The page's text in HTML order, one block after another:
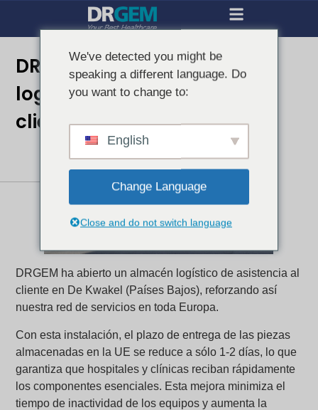
DRGEM crea un almacén
logístico de asistencia al
cliente en los Países Bajos
DRGEM ha abierto un almacén logístico de asistencia al
cliente en De Kwakel (Países Bajos), reforzando así
nuestra red de servicios en toda Europa.
Con esta instalación, el plazo de entrega de las piezas
almacenadas en la UE se reduce a sólo 1-2 días, lo que
garantiza que hospitales y clínicas reciban rápidamente
los componentes esenciales. Esta mejora minimiza el
tiempo de inactividad de los equipos y aumenta la
We've detected you might be
speaking a different language. Do
you want to change to:
English
Change Language
Close and do not switch language